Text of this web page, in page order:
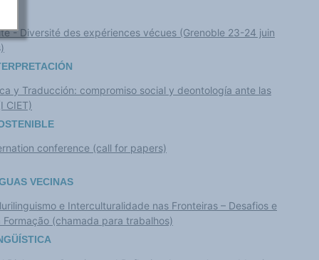
- Diversité des expériences vécues (Grenoble 23-24 juin
y Traducción: compromiso social y deontología ante las
CIET)
conference (call for papers)
VECINAS
e Interculturalidade nas Fronteiras – Desafios e
(chamada para trabalhos)